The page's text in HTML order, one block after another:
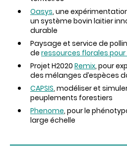
Oasys, une
un système bovin laitier
durable
Paysage et service de
de ressources florales pour
Projet H2020 Remix, pour
des mélanges d’espèces
CAPSIS, modéliser et
peuplements forestiers
Phenome, pour le
large échelle